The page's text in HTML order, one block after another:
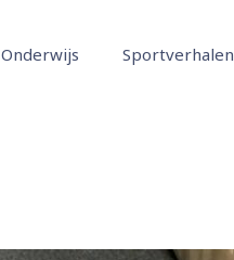
Onderwijs Sportverhalen